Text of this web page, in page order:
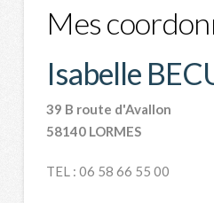
Mes
Isabelle
39 B route d'Avallon
58140 LORMES
TEL : 06 58 66 55 00